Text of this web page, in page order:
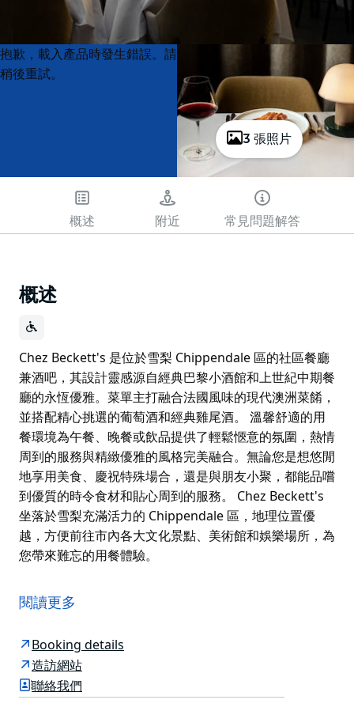
3 張照片
Product
List
Product
List
抱歉，載入產品時發生錯誤。請
稍後重試。
概述 附近 常見問題解答
概述
Chez Beckett's 是位於雪梨 Chippendale 區的社區餐廳
兼酒吧，其設計靈感源自經典巴黎小酒館和上世紀中期餐
廳的永恆優雅。菜單主打融合法國風味的現代澳洲菜餚，
並搭配精心挑選的葡萄酒和經典雞尾酒。 溫馨舒適的用
餐環境為午餐、晚餐或飲品提供了輕鬆愜意的氛圍，熱情
周到的服務與精緻優雅的風格完美融合。無論您是想悠閒
地享用美食、慶祝特殊場合，還是與朋友小聚，都能品嚐
到優質的時令食材和貼心周到的服務。 Chez Beckett's
坐落於雪梨充滿活力的 Chippendale 區，地理位置優
越，方便前往市內各大文化景點、美術館和娛樂場所，為
您帶來難忘的用餐體驗。
兼酒吧，其設計靈感源自經典巴黎小酒館和上世紀中期餐
廳的永恆優雅。菜單主打融合法國風味的現代澳洲菜餚，
溫馨舒適的用餐環境為午餐、晚餐或飲品提供了輕鬆愜意
的氛圍，熱情周到的服務與精緻優雅的風格完美融合。無
論您是想悠閒地享用美食、慶祝特殊場合，還是與朋友小
閱讀更多
Booking details
造訪網站
聯絡我們